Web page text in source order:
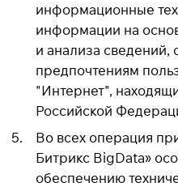
информационные
информации на
и анализа сведений,
предпочтениям
"Интернет",
Российской
Во всех операция
Битрикс BigData»
обеспечению